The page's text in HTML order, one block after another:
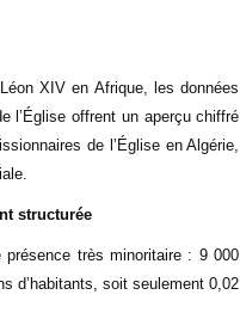
XIV en Afrique, les données
l’Église offrent un aperçu chiffré
de l’Église en Algérie,
structurée
présence très minoritaire : 9 000
d’habitants, soit seulement 0,02